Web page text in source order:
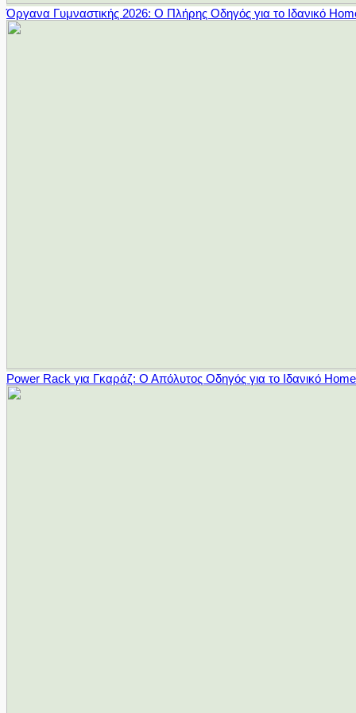
Όργανα Γυμναστικής 2026: Ο Πλήρης Οδηγός για το Ιδανικό
Power Rack για Γκαράζ: Ο Απόλυτος Οδηγός για το Ιδανικό